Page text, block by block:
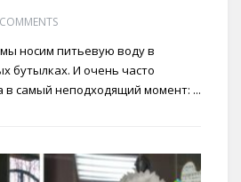
носим питьевую воду в
бутылках. И очень часто
в самый неподходящий момент: ...